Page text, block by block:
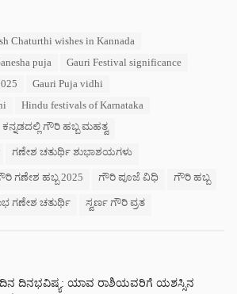
Chaturthi wishes in Kannada
puja
Gauri Festival significance
Gauri Puja vidhi
Hindu festivals of Karnataka
ಕನ್ನಡದಲ್ಲಿ ಗೌರಿ ಹಬ್ಬ ಮಹತ್ವ
ಗಣೇಶ ಚತುರ್ಥಿ ಶುಭಾಶಯಗಳು
ಗಣೇಶ ಹಬ್ಬ 2025 ಗೌರಿ ಪೂಜೆ ವಿಧಿ ಗೌರಿ ಹಬ್ಬ
ಗಣೇಶ ಚತುರ್ಥಿ ಸ್ವರ್ಣ ಗೌರಿ ವ್ರತ
ದಿನಭವಿಷ್ಯ: ಯಾವ ರಾಶಿಯವರಿಗೆ ಯಶಸ್ಸಿನ